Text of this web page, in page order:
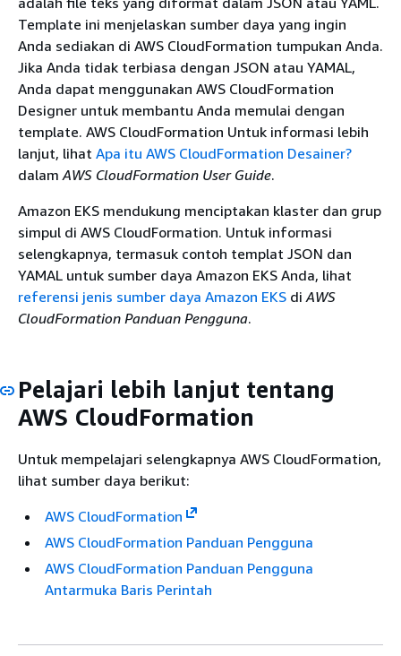
Template ini menjelaskan sumber daya yang ingin
Anda sediakan di AWS CloudFormation tumpukan Anda.
Jika Anda tidak terbiasa dengan JSON atau YAMAL,
Anda dapat menggunakan AWS CloudFormation
Designer untuk membantu Anda memulai dengan
template. AWS CloudFormation Untuk informasi lebih
lanjut, lihat Apa itu AWS CloudFormation Desainer?
dalam AWS CloudFormation User Guide.
Amazon EKS mendukung menciptakan klaster dan grup
simpul di AWS CloudFormation. Untuk informasi
selengkapnya, termasuk contoh templat JSON dan
YAMAL untuk sumber daya Amazon EKS Anda, lihat
referensi jenis sumber daya Amazon EKS di AWS
CloudFormation Panduan Pengguna.
Pelajari lebih lanjut tentang
AWS CloudFormation
Untuk mempelajari selengkapnya AWS CloudFormation,
lihat sumber daya berikut:
AWS CloudFormation
AWS CloudFormation Panduan Pengguna
AWS CloudFormation Panduan Pengguna
Antarmuka Baris Perintah